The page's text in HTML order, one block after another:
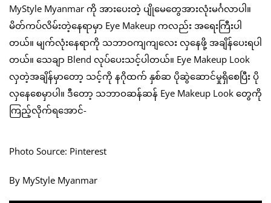
MyStyle Myanmar ကို အားပေးတဲ့ ပျိုမေတွေအားလုံးမင်္ဂလာပါ။
မိတ်ကပ်လိမ်းတဲ့နေရာမှာ Eye Makeup ကလည်း အရေးကြီးပါ
တယ်။ မျက်လုံးနေရာကို သဘာဝကျကျလေး လှနေဖို့ အချိန်ပေးရပါ
တယ်။ သေချာ Blend လုပ်ပေးသင့်ပါတယ်။ Eye Makeup Look
လှတဲ့အချိန်မှာတော့ သင့်ကို နဂိုထက် နှစ်ဆ ပိုဆွဲဆောင်မှုရှိစေပြီး ပို
လှနေစေမှာပါ။ ဒီတော့ သဘာဝဆန်ဆန် Eye Makeup Look တွေကို
ကြည့်လိုက်ရအောင်-
Photo Source: Pinterest
By MyStyle Myanmar